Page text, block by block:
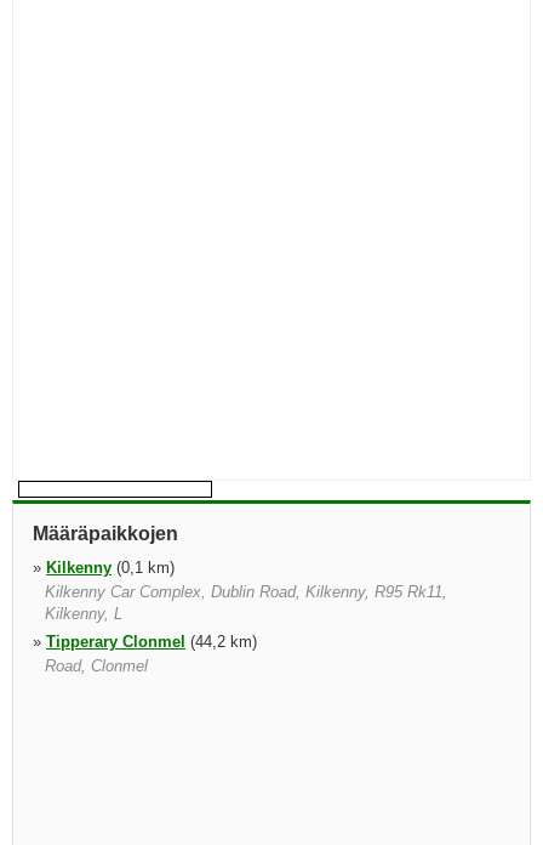
Määräpaikkojen
» Kilkenny (0,1 km)
Kilkenny Car Complex, Dublin Road, Kilkenny, R95 Rk11,
Kilkenny, L
» Tipperary Clonmel (44,2 km)
Road, Clonmel